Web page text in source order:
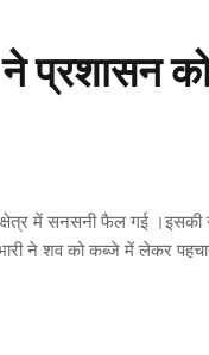
प्रशासन
क्षेत्र में सनसनी फैल गई
ने शव को कब्जे में लेकर